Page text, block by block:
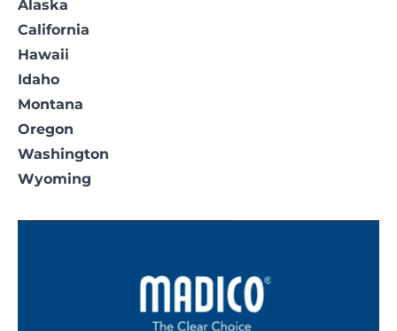
Alaska
California
Hawaii
Idaho
Montana
Oregon
Washington
Wyoming